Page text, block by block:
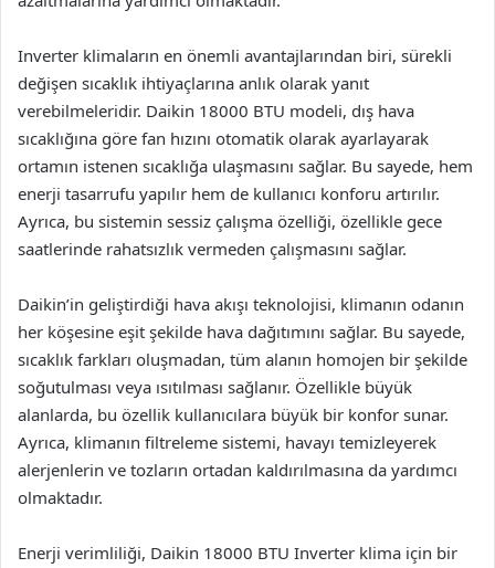
Inverter klimaların en önemli avantajlarından biri, sürekli
değişen sıcaklık ihtiyaçlarına anlık olarak yanıt
verebilmeleridir. Daikin 18000 BTU modeli, dış hava
sıcaklığına göre fan hızını otomatik olarak ayarlayarak
ortamın istenen sıcaklığa ulaşmasını sağlar. Bu sayede, hem
enerji tasarrufu yapılır hem de kullanıcı konforu artırılır.
Ayrıca, bu sistemin sessiz çalışma özelliği, özellikle gece
saatlerinde rahatsızlık vermeden çalışmasını sağlar.
Daikin’in geliştirdiği hava akışı teknolojisi, klimanın odanın
her köşesine eşit şekilde hava dağıtımını sağlar. Bu sayede,
sıcaklık farkları oluşmadan, tüm alanın homojen bir şekilde
soğutulması veya ısıtılması sağlanır. Özellikle büyük
alanlarda, bu özellik kullanıcılara büyük bir konfor sunar.
Ayrıca, klimanın filtreleme sistemi, havayı temizleyerek
alerjenlerin ve tozların ortadan kaldırılmasına da yardımcı
olmaktadır.
Enerji verimliliği, Daikin 18000 BTU Inverter klima için bir